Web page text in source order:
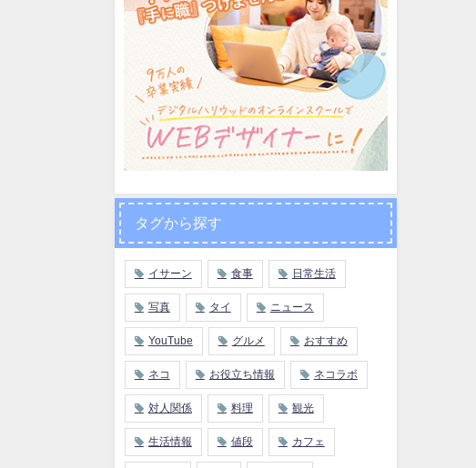
タグから探す
イサーン 食事 日常生活
写真 タイ ニュース
YouTube グルメ おすすめ
ネコ お役立ち情報 ネコラボ
対人関係 料理 観光
生活情報 値段 カフェ